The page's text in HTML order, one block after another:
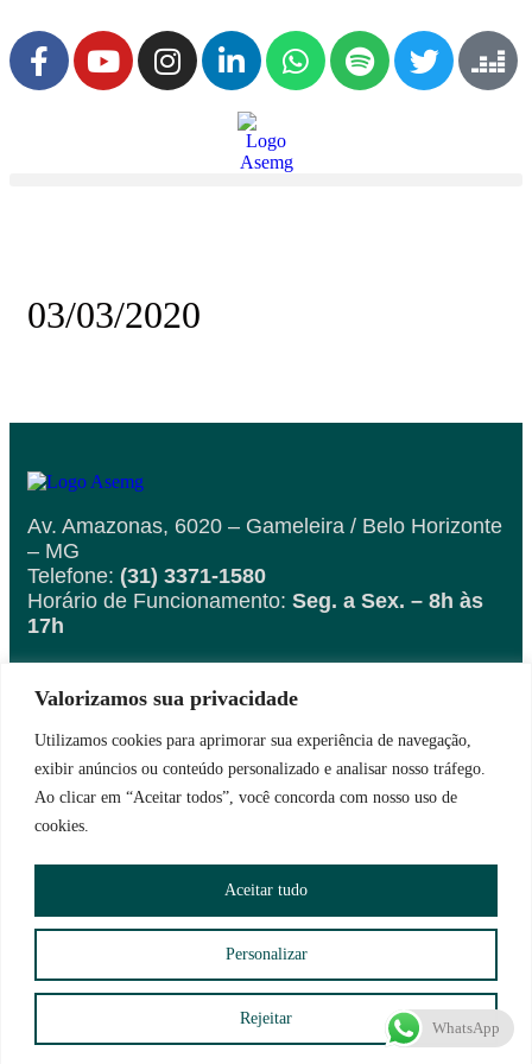
Valorizamos sua privacidade
Utilizamos cookies para aprimorar sua experiência de navegação,
exibir anúncios ou conteúdo personalizado e analisar nosso tráfego.
Ao clicar em “Aceitar todos”, você concorda com nosso uso de
cookies.
Personalizar
Rejeitar
Aceitar tudo
03/03/2020
Av. Amazonas, 6020 – Gameleira / Belo Horizonte
– MG
Telefone: (31) 3371-1580
Horário de Funcionamento: Seg. a Sex. – 8h às
17h
Fique por dentro das
novidades
Assinar News ASEMG
WhatsApp